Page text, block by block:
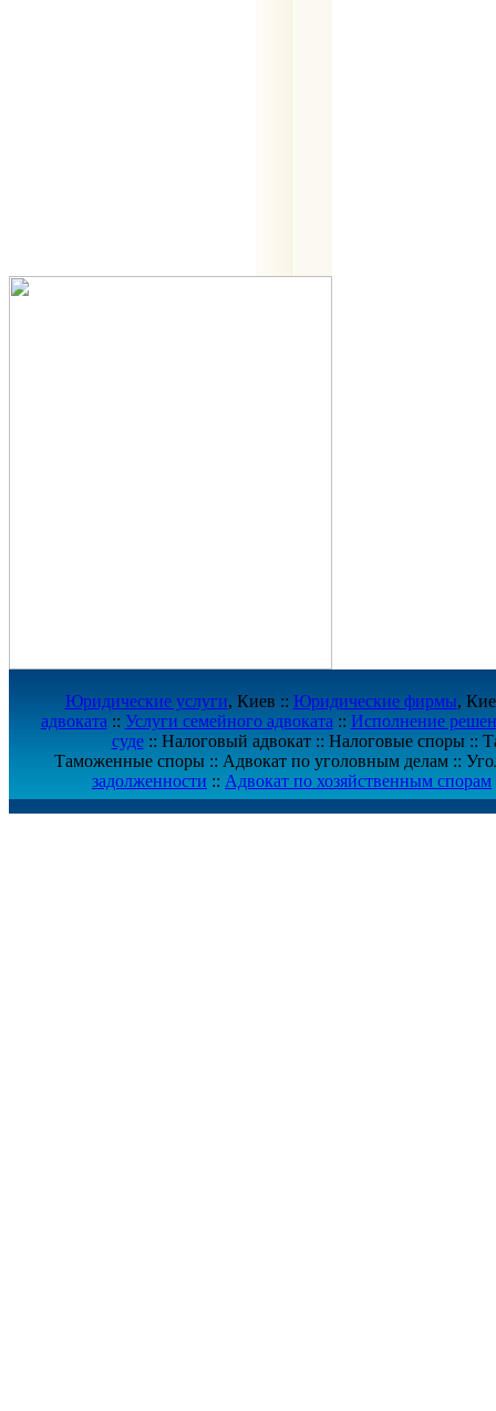
Юридические услуги, Киев :: Юридические фирмы,
адвоката :: Услуги семейного адвоката :: Исполнение
суде:: Налоговый адвокат :: Налоговые споры ::
Таможенные споры :: Адвокат по уголовным делам ::
задолженности :: Адвокат по хозяйственным спорам